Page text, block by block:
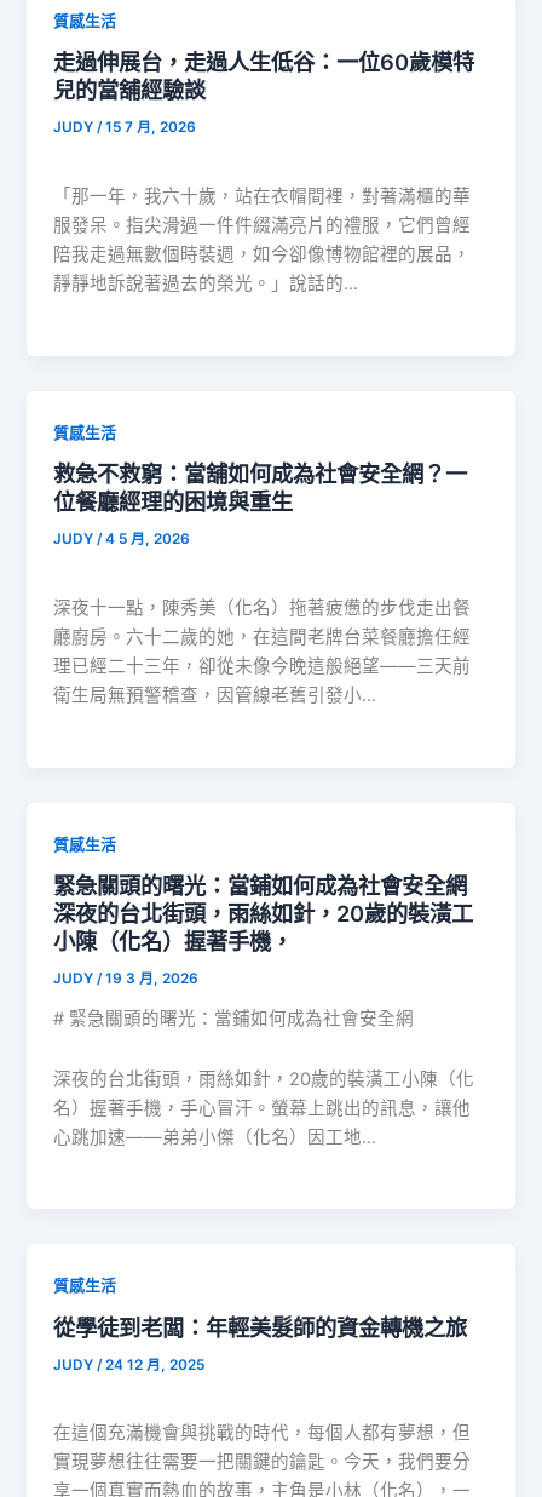
質感生活
走過伸展台，走過人生低谷：一位60歲模特
兒的當舖經驗談
JUDY/15 7 月, 2026
「那一年，我六十歲，站在衣帽間裡，對著滿櫃的華
服發呆。指尖滑過一件件綴滿亮片的禮服，它們曾經
陪我走過無數個時裝週，如今卻像博物館裡的展品，
靜靜地訴說著過去的榮光。」說話的…
質感生活
救急不救窮：當舖如何成為社會安全網？一
位餐廳經理的困境與重生
JUDY/4 5 月, 2026
深夜十一點，陳秀美（化名）拖著疲憊的步伐走出餐
廳廚房。六十二歲的她，在這間老牌台菜餐廳擔任經
理已經二十三年，卻從未像今晚這般絕望——三天前
衛生局無預警稽查，因管線老舊引發小…
質感生活
緊急關頭的曙光：當鋪如何成為社會安全網
深夜的台北街頭，雨絲如針，20歲的裝潢工
小陳（化名）握著手機，
JUDY/19 3 月, 2026
# 緊急關頭的曙光：當鋪如何成為社會安全網
深夜的台北街頭，雨絲如針，20歲的裝潢工小陳（化
名）握著手機，手心冒汗。螢幕上跳出的訊息，讓他
心跳加速——弟弟小傑（化名）因工地…
質感生活
從學徒到老闆：年輕美髮師的資金轉機之旅
JUDY /24 12 月, 2025
在這個充滿機會與挑戰的時代，每個人都有夢想，但
實現夢想往往需要一把關鍵的鑰匙。今天，我們要分
享一個真實而熱血的故事，主角是小林（化名），一